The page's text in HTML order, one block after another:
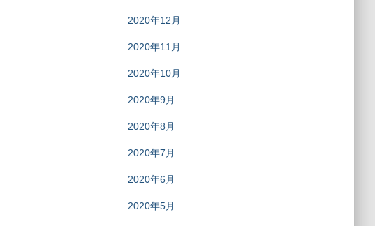
2020年12月
2020年11月
2020年10月
2020年9月
2020年8月
2020年7月
2020年6月
2020年5月